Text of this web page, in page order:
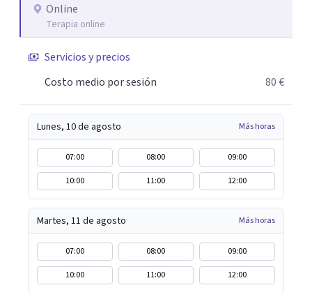
personal concreta. En especial mi ámbito de trabajo es la
disfunción eréctil, la eyaculación precoz y la falta de
es de enorme importancia tanto para el bienestar físico y
mental como a nivel personal para una buena
Online
Terapia online
Servicios y precios
Costo medio por sesión
80 €
Lunes, 10 de agosto Más horas
07:00 08:00
09:00
10:00
11:00 12:00
Martes, 11 de agosto Más horas
07:00 08:00
09:00
10:00
11:00 12:00